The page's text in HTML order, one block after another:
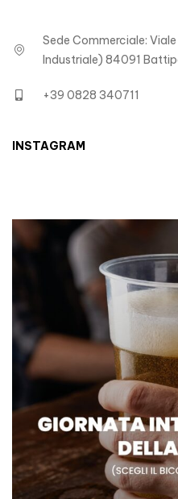
Sede Commerciale:
Industriale) 84091
+39 0828 340711
INSTAGRAM